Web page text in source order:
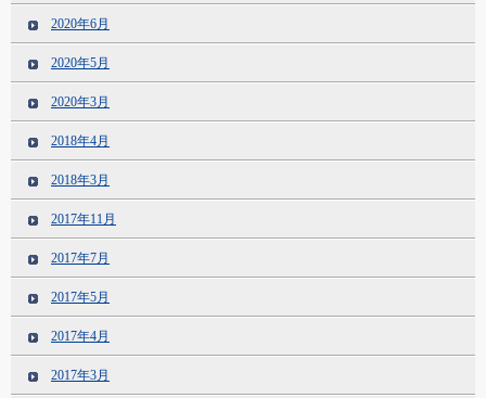
2020年6月
2020年5月
2020年3月
2018年4月
2018年3月
2017年11月
2017年7月
2017年5月
2017年4月
2017年3月